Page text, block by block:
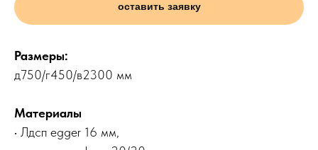
оставить заявку
Размеры:
д750/г450/в2300 мм
Материалы
• Лдсп egger 16 мм,